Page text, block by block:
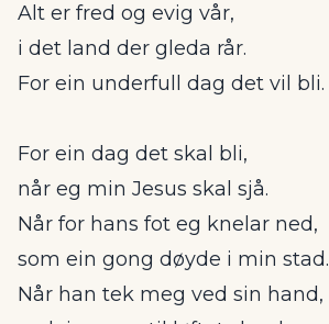
Alt er fred og evig vår,
i det land der gleda rår.
For ein underfull dag det vil bli.
For ein dag det skal bli,
når eg min Jesus skal sjå.
Når for hans fot eg knelar ned,
som ein gong døyde i min stad.
Når han tek meg ved sin hand,